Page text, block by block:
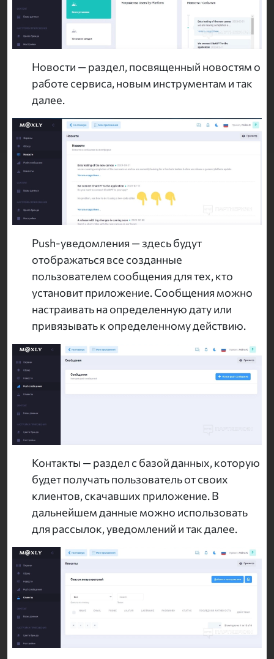
Новости — раздел, посвященный новостям о
работе сервиса, новым инструментам и так
далее.
Push-уведомления — здесь будут
отображаться все созданные
пользователем сообщения для тех, кто
установит приложение. Сообщения можно
настраивать на определенную дату или
привязывать к определенному действию.
Контакты — раздел с базой данных, которую
будет получать пользователь от своих
клиентов, скачавших приложение. В
дальнейшем данные можно использовать
для рассылок, уведомлений и так далее.